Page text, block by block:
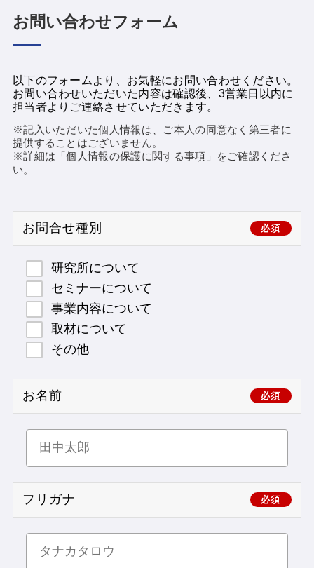
お問い合わせフォーム
以下のフォームより、お気軽にお問い合わせください。
お問い合わせいただいた内容は確認後、3営業日以内に
担当者よりご連絡させていただきます。
※記入いただいた個人情報は、ご本人の同意なく第三者に
提供することはございません。
※詳細は「個人情報の保護に関する事項」をご確認くださ
い。
必須
お問合せ種別
研究所について
セミナーについて
事業内容について
取材について
その他
必須
お名前
必須
フリガナ